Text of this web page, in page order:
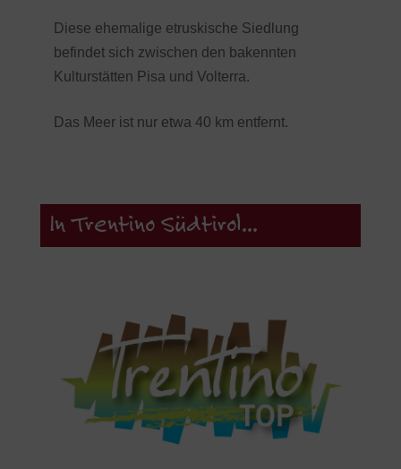
Diese ehemalige etruskische Siedlung
befindet sich zwischen den bakennten
Kulturstätten Pisa und Volterra.
Das Meer ist nur etwa 40 km entfernt.
In Trentino Südtirol...